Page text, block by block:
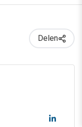
Delen